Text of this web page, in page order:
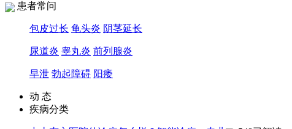
患者常问
包皮过长 龟头炎 阴茎延长
尿道炎 睾丸炎 前列腺炎
早泄 勃起障碍 阳痿
动 态
疾病分类